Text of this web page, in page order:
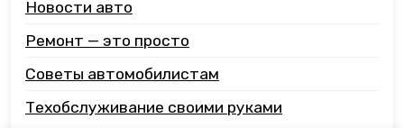
Новости авто
Ремонт — это просто
Советы автомобилистам
Техобслуживание своими руками